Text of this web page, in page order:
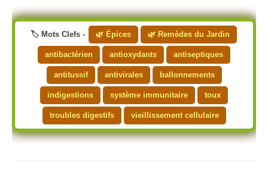
🏷️ Mots Clefs - 🌿 Épices 🌿 Remèdes du Jardin
antibactérien antioxydants antiseptiques
antitussif antivirales ballonnements
indigestions système immunitaire toux
troubles digestifs vieillissement cellulaire